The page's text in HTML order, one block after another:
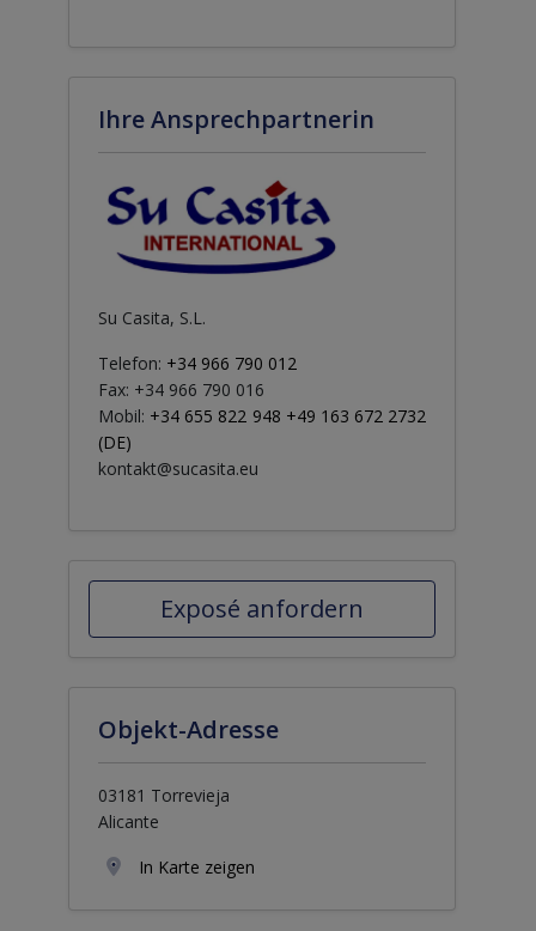
Ihre Ansprechpartnerin
Su Casita, S.L.
Telefon: +34 966 790 012
Fax: +34 966 790 016
Mobil: +34 655 822 948 +49 163 672 2732
(DE)
kontakt@sucasita.eu
Exposé anfordern
Objekt-Adresse
03181 Torrevieja
Alicante
In Karte zeigen